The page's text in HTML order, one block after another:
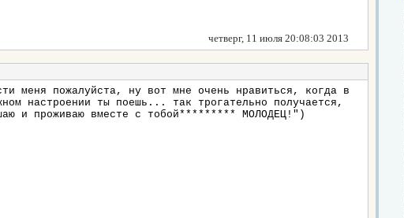
четверг, 11 июля 20:08:03 2013
меня пожалуйста, ну вот мне очень нравиться, когда в
настроении ты поешь... так трогательно получается,
и проживаю вместе с тобой********* МОЛОДЕЦ!")